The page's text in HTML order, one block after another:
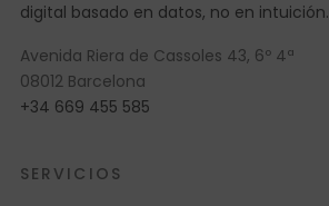
digital basado en datos, no en intuición.
Avenida Riera de Cassoles 43, 6º 4ª
08012 Barcelona
+34 669 455 585
SERVICIOS